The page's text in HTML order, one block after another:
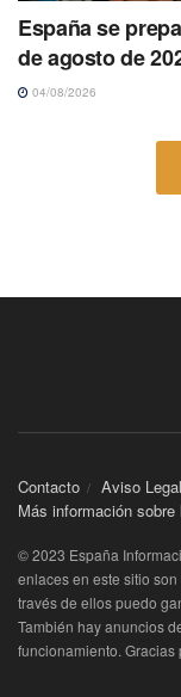
España se
de agosto de
04/08/2026
Contacto Aviso Legal
Más información
© 2023 España
enlaces en este sitio
través de ellos puedo
También hay anuncios
funcionamiento.